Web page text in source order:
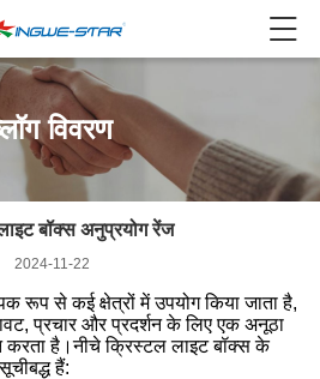
विवरण
बॉक्स अनुप्रयोग रेंज
2024-11-22
रूप से कई क्षेत्रों में उपयोग किया जाता है,
प्रचार और प्रदर्शन के लिए एक अनूठा
करता है।नीचे क्रिस्टल लाइट बॉक्स के
हैं: